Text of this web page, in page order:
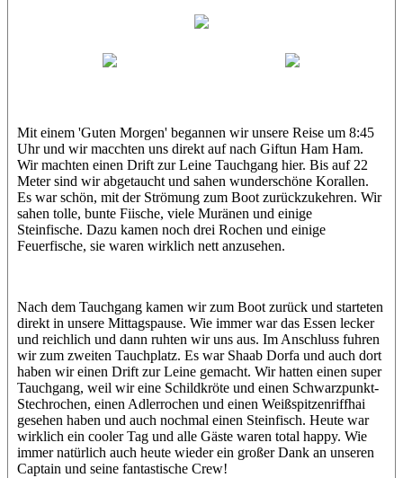
Mit einem 'Guten Morgen' begannen wir unsere Reise um 8:45
Uhr und wir macchten uns direkt auf nach Giftun Ham Ham.
Wir machten einen Drift zur Leine Tauchgang hier. Bis auf 22
Meter sind wir abgetaucht und sahen wunderschöne Korallen.
Es war schön, mit der Strömung zum Boot zurückzukehren. Wir
sahen tolle, bunte Fiische, viele Muränen und einige
Steinfische. Dazu kamen noch drei Rochen und einige
Feuerfische, sie waren wirklich nett anzusehen.
Nach dem Tauchgang kamen wir zum Boot zurück und starteten
direkt in unsere Mittagspause. Wie immer war das Essen lecker
und reichlich und dann ruhten wir uns aus. Im Anschluss fuhren
wir zum zweiten Tauchplatz. Es war Shaab Dorfa und auch dort
haben wir einen Drift zur Leine gemacht. Wir hatten einen super
Tauchgang, weil wir eine Schildkröte und einen Schwarzpunkt-
Stechrochen, einen Adlerrochen und einen Weißspitzenriffhai
gesehen haben und auch nochmal einen Steinfisch. Heute war
wirklich ein cooler Tag und alle Gäste waren total happy. Wie
immer natürlich auch heute wieder ein großer Dank an unseren
Captain und seine fantastische Crew!